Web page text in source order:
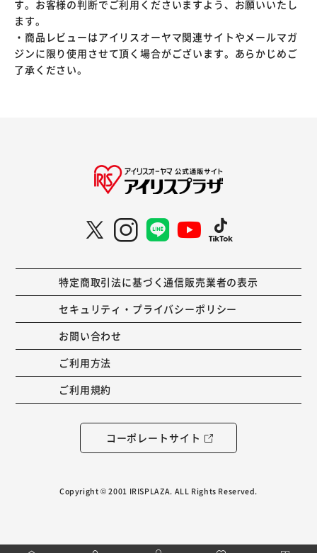
す。お客様の判断でご利用くださいますよう、お願いいたし
ます。
・商品レビューはアイリスオーヤマ関連サイトやメールマガ
ジンに限り使用させて頂く場合がございます。あらかじめご
了承ください。
特定商取引法に基づく通信販売業者の表示
セキュリティ・プライバシーポリシー
お問い合わせ
ご利用方法
ご利用規約
コーポレートサイト
Copyright © 2001 IRISPLAZA. ALL Rights Reserved.